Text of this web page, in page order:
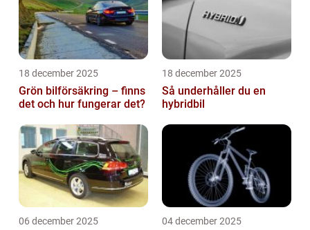
18 december 2025
Grön bilförsäkring – finns
det och hur fungerar det?
18 december 2025
Så underhåller du en
hybridbil
06 december 2025 04 december 2025